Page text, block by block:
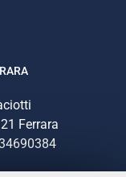
Ferrara